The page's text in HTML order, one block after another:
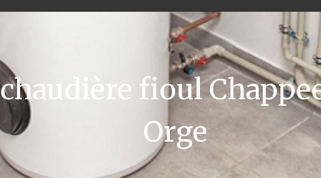
fioul
Orge